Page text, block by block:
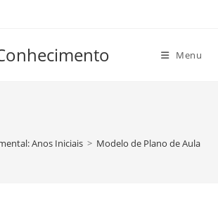
Menu
Anos Iniciais > Modelo de Plano de Aula de